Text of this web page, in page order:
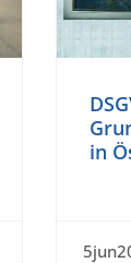
in